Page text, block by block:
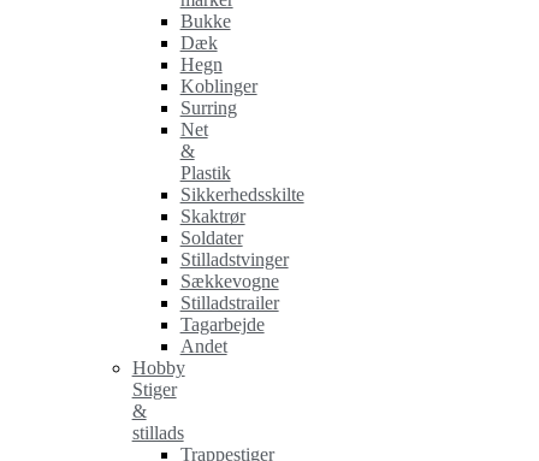
Bukke
Dæk
Hegn
Koblinger
Surring
Net
&
Plastik
Sikkerhedsskilte
Skaktrør
Soldater
Stilladstvinger
Sækkevogne
Stilladstrailer
Tagarbejde
Andet
Hobby
Stiger
&
stillads
Trappestiger